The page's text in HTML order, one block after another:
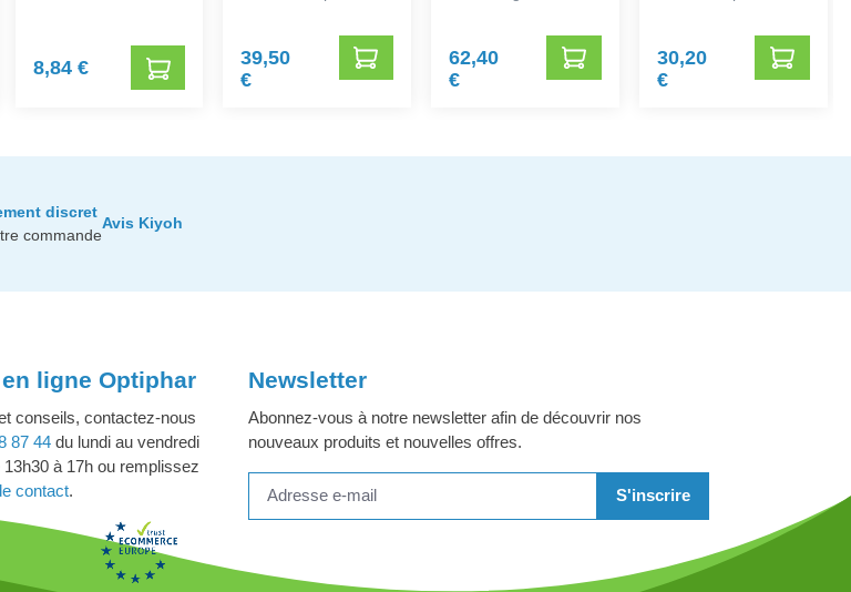
8,84 €
39,50
€
62,40
€
30,20
€
discret
commande
Avis Kiyoh
ligne Optiphar
conseils, contactez-nous
87 44 du lundi au vendredi
à 17h ou remplissez
contact.
Newsletter
Abonnez-vous à notre newsletter afin de découvrir nos
nouveaux produits et nouvelles offres.
S'inscrire